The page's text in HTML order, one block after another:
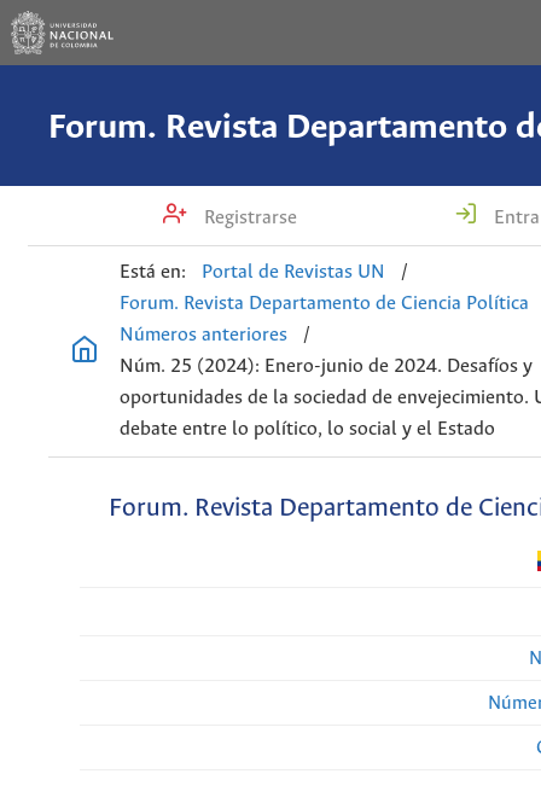
Registrarse
Está en: Portal de Revistas UN
/
Forum. Revista Departamento de Ciencia Política
Números anteriores
/
Núm. 25 (2024): Enero-junio de 2024. Desafíos y
oportunidades de la sociedad de envejecimiento.
debate entre lo político, lo social y el Estado
Forum. Revista Departamento de